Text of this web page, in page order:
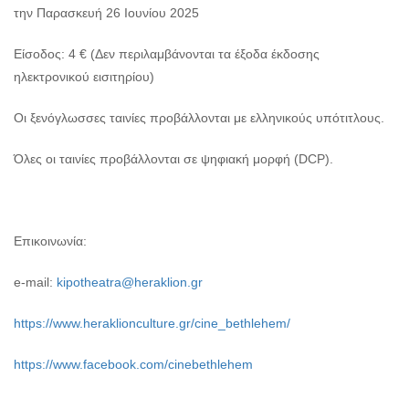
την Παρασκευή 26 Ιουνίου 2025
Είσοδος: 4 € (Δεν περιλαμβάνονται τα έξοδα έκδοσης
ηλεκτρονικού εισιτηρίου)
Οι ξενόγλωσσες ταινίες προβάλλονται με ελληνικούς υπότιτλους.
Όλες οι ταινίες προβάλλονται σε ψηφιακή μορφή (DCP).
Επικοινωνία:
e-mail: kipotheatra@heraklion.gr
https://www.heraklionculture.gr/cine_bethlehem/
https://www.facebook.com/cinebethlehem